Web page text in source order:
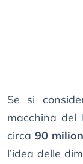
Se si
macchina del
circa 90
l’idea delle